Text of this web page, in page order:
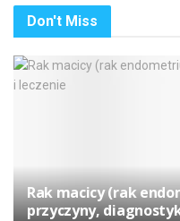
Don't Miss
Rak macicy (rak
przyczyny,